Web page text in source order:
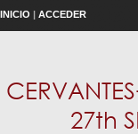
INICIO | ACCEDER
27th